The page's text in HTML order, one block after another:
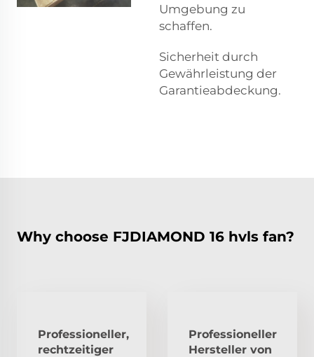
Umgebung zu
schaffen.
Sicherheit durch
Gewährleistung der
Garantieabdeckung.
Why choose FJDIAMOND 16 hvls fan?
Professioneller,
rechtzeitiger
Professioneller
Hersteller von